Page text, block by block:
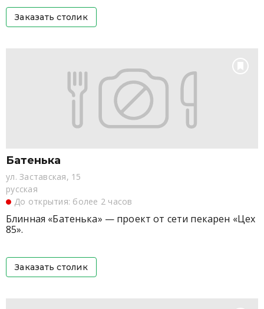
Заказать столик
Батенька
ул. Заставская, 15
русская
До открытия: более 2 часов
Блинная «Батенька» — проект от сети пекарен «Цех
85».
Заказать столик